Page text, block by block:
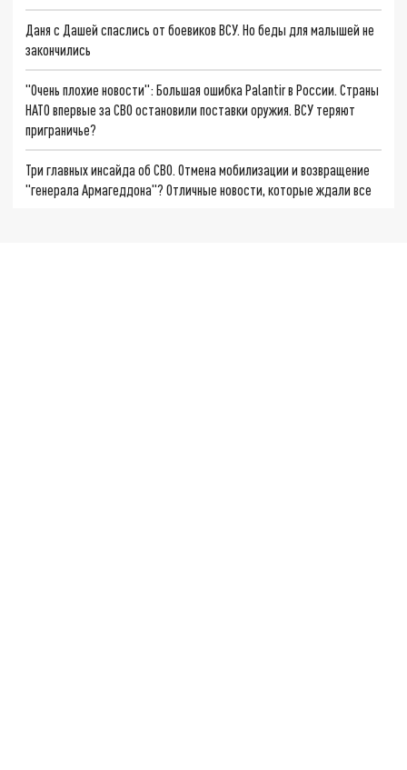
Даня с Дашей спаслись от боевиков ВСУ. Но беды для малышей не
закончились
"Очень плохие новости": Большая ошибка Palantir в России. Страны
НАТО впервые за СВО остановили поставки оружия. ВСУ теряют
приграничье?
Три главных инсайда об СВО. Отмена мобилизации и возвращение
"генерала Армагеддона"? Отличные новости, которые ждали все